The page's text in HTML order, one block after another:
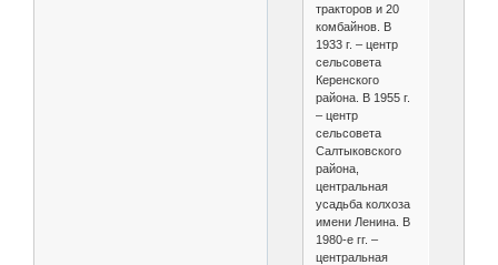
тракторов и 20
комбайнов. В
1933 г. – центр
сельсовета
Керенского
района. В 1955 г.
– центр
сельсовета
Салтыковского
района,
центральная
усадьба колхоза
имени Ленина. В
1980-е гг. –
центральная